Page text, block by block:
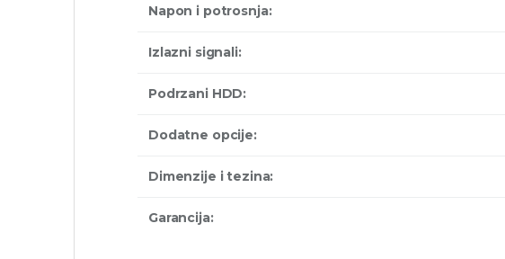
Napon i potrosnja:
Izlazni signali:
Podrzani HDD:
Dodatne opcije:
Dimenzije i tezina:
Garancija: